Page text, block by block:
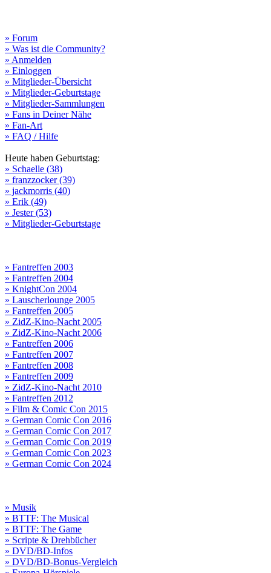
» Forum
» Was ist die Community?
» Anmelden
» Einloggen
» Mitglieder-Übersicht
» Mitglieder-Geburtstage
» Mitglieder-Sammlungen
» Fans in Deiner Nähe
» Fan-Art
» FAQ / Hilfe
Heute haben Geburtstag:
» Schaelle (38)
» franzzocker (39)
» jackmorris (40)
» Erik (49)
» Jester (53)
» Mitglieder-Geburtstage
» Fantreffen 2003
» Fantreffen 2004
» KnightCon 2004
» Lauscherlounge 2005
» Fantreffen 2005
» ZidZ-Kino-Nacht 2005
» ZidZ-Kino-Nacht 2006
» Fantreffen 2006
» Fantreffen 2007
» Fantreffen 2008
» Fantreffen 2009
» ZidZ-Kino-Nacht 2010
» Fantreffen 2012
» Film & Comic Con 2015
» German Comic Con 2016
» German Comic Con 2017
» German Comic Con 2019
» German Comic Con 2023
» German Comic Con 2024
» Musik
» BTTF: The Musical
» BTTF: The Game
» Scripte & Drehbücher
» DVD/BD-Infos
» DVD/BD-Bonus-Vergleich